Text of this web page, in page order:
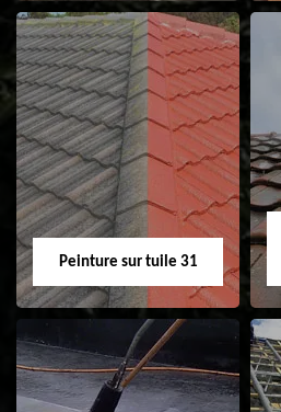
Nettoyage et
ravalement de
façade 31
Peinture sur tuile 31